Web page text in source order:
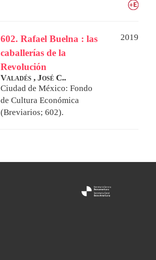
602. Rafael Buelna : las
caballerías de la
Revolución
2019
Valadés , José C..
Ciudad de México: Fondo
de Cultura Económica
(Breviarios; 602).